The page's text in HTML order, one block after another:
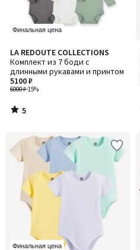
Финальная цена
LA REDOUTE COLLECTIONS
Комплект из 7 боди с
длинными рукавами и принтом
6000 ₽-15%
5100 ₽
5
/
5
5
/
Финальная цена